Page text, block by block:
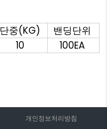
단중(KG)
밴딩단위
10 100EA
개인정보처리방침